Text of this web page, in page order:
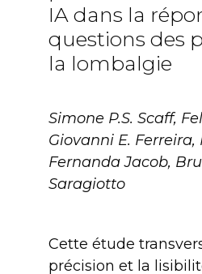
IA dans la
questions des
la lombalgie
Simone P.S. Scaff,
Giovanni E. Ferreira,
Fernanda Jacob,
Saragiotto
Cette étude
précision et la